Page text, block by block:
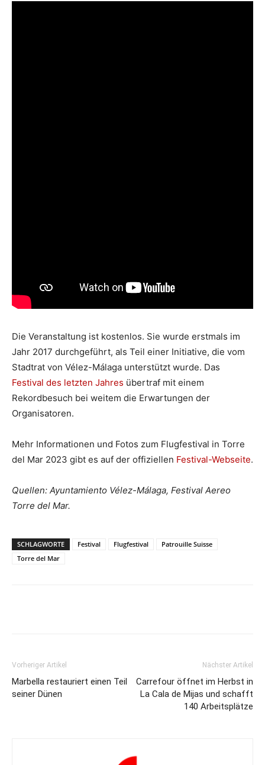
Die Veranstaltung ist kostenlos. Sie wurde erstmals im
Jahr 2017 durchgeführt, als Teil einer Initiative, die vom
Stadtrat von Vélez-Málaga unterstützt wurde. Das
Festival des letzten Jahres übertraf mit einem
Rekordbesuch bei weitem die Erwartungen der
Organisatoren.
Mehr Informationen und Fotos zum Flugfestival in Torre
del Mar 2023 gibt es auf der offiziellen Festival-Webseite.
Quellen: Ayuntamiento Vélez-Málaga, Festival Aereo
Torre del Mar.
SCHLAGWORTE Festival Flugfestival
Patrouille Suisse
Torre del Mar
Vorheriger Artikel
Marbella restauriert einen Teil
seiner Dünen
Nächster Artikel
Carrefour öffnet im Herbst in
La Cala de Mijas und schafft
140 Arbeitsplätze